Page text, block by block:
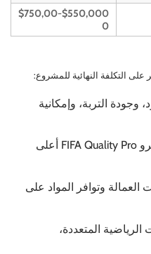
$550,000-$750,00
0
التكلفة النهائية للمشروع:
وجودة التربة، وإمكانية
: فيفا كواليتي برو FIFA Quality Pro أعلى
العمالة وتوافر المواد على
الرياضية المتعددة،